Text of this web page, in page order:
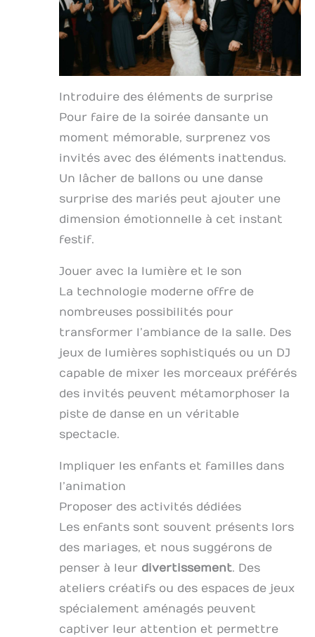
Introduire des éléments de surprise
Pour faire de la soirée dansante un
moment mémorable, surprenez vos
invités avec des éléments inattendus.
Un lâcher de ballons ou une danse
surprise des mariés peut ajouter une
dimension émotionnelle à cet instant
festif.
Jouer avec la lumière et le son
La technologie moderne offre de
nombreuses possibilités pour
transformer l’ambiance de la salle. Des
jeux de lumières sophistiqués ou un DJ
capable de mixer les morceaux préférés
des invités peuvent métamorphoser la
piste de danse en un véritable
spectacle.
Impliquer les enfants et familles dans
l’animation
Proposer des activités dédiées
Les enfants sont souvent présents lors
des mariages, et nous suggérons de
penser à leur divertissement. Des
ateliers créatifs ou des espaces de jeux
spécialement aménagés peuvent
captiver leur attention et permettre